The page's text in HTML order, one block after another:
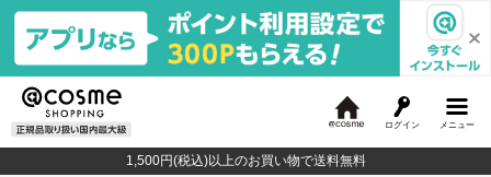
メニュー
ログイン
c
o
1,500円(税込)以上のお買い物で送料無料